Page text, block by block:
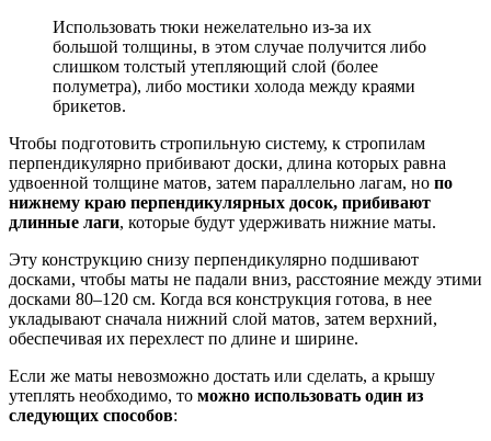
Использовать тюки нежелательно из-за их
большой толщины, в этом случае получится либо
слишком толстый утепляющий слой (более
полуметра), либо мостики холода между краями
брикетов.
Чтобы подготовить стропильную систему, к стропилам
перпендикулярно прибивают доски, длина которых равна
удвоенной толщине матов, затем параллельно лагам, но по
нижнему краю перпендикулярных досок, прибивают
длинные лаги, которые будут удерживать нижние маты.
Эту конструкцию снизу перпендикулярно подшивают
досками, чтобы маты не падали вниз, расстояние между этими
досками 80–120 см. Когда вся конструкция готова, в нее
укладывают сначала нижний слой матов, затем верхний,
обеспечивая их перехлест по длине и ширине.
Если же маты невозможно достать или сделать, а крышу
утеплять необходимо, то можно использовать один из
следующих способов: